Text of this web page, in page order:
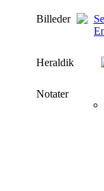
Billeder
Heraldik
Notater